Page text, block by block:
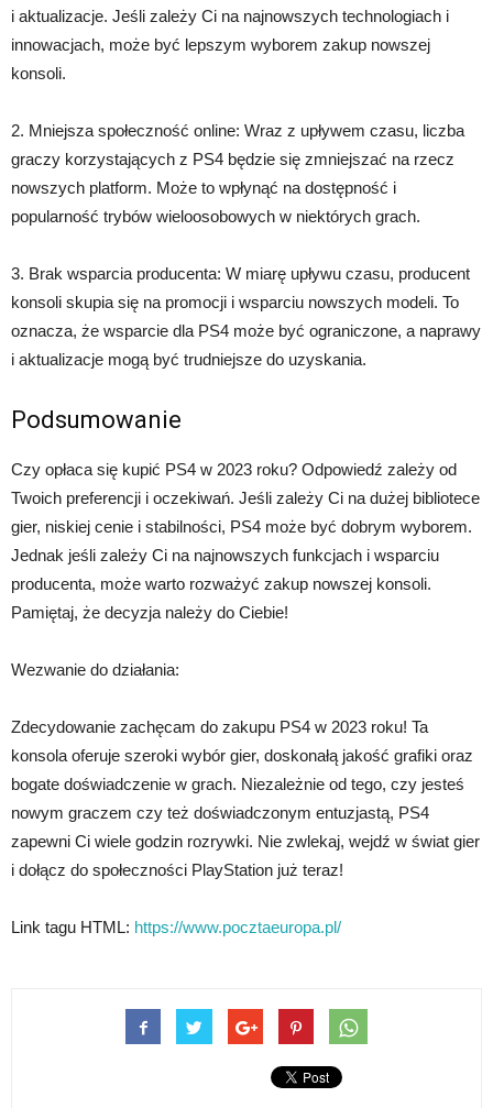
i aktualizacje. Jeśli zależy Ci na najnowszych technologiach i
innowacjach, może być lepszym wyborem zakup nowszej
konsoli.
2. Mniejsza społeczność online: Wraz z upływem czasu, liczba
graczy korzystających z PS4 będzie się zmniejszać na rzecz
nowszych platform. Może to wpłynąć na dostępność i
popularność trybów wieloosobowych w niektórych grach.
3. Brak wsparcia producenta: W miarę upływu czasu, producent
konsoli skupia się na promocji i wsparciu nowszych modeli. To
oznacza, że wsparcie dla PS4 może być ograniczone, a naprawy
i aktualizacje mogą być trudniejsze do uzyskania.
Podsumowanie
Czy opłaca się kupić PS4 w 2023 roku? Odpowiedź zależy od
Twoich preferencji i oczekiwań. Jeśli zależy Ci na dużej bibliotece
gier, niskiej cenie i stabilności, PS4 może być dobrym wyborem.
Jednak jeśli zależy Ci na najnowszych funkcjach i wsparciu
producenta, może warto rozważyć zakup nowszej konsoli.
Pamiętaj, że decyzja należy do Ciebie!
Wezwanie do działania:
Zdecydowanie zachęcam do zakupu PS4 w 2023 roku! Ta
konsola oferuje szeroki wybór gier, doskonałą jakość grafiki oraz
bogate doświadczenie w grach. Niezależnie od tego, czy jesteś
nowym graczem czy też doświadczonym entuzjastą, PS4
zapewni Ci wiele godzin rozrywki. Nie zwlekaj, wejdź w świat gier
i dołącz do społeczności PlayStation już teraz!
Link tagu HTML: https://www.pocztaeuropa.pl/